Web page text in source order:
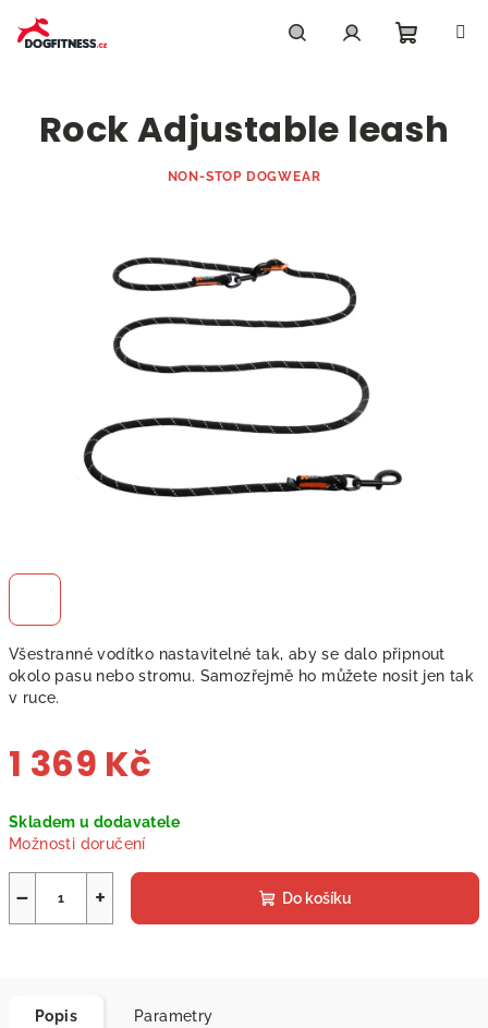
obsah
košík
Všestranné vodítko nastavitelné tak, aby se dalo připnout
okolo pasu nebo stromu. Samozřejmě ho můžete nosit jen tak
v ruce.
1 369 Kč
cena:
Skladem u dodavatele
Možnosti doručení
+
− Do košíku
Rock Adjustable leash
NON-STOP DOGWEAR
Popis Parametry